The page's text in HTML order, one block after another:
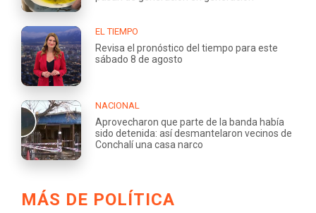
EL TIEMPO
Revisa el pronóstico del tiempo para este
sábado 8 de agosto
NACIONAL
Aprovecharon que parte de la banda había
sido detenida: así desmantelaron vecinos de
Conchalí una casa narco
MÁS DE POLÍTICA